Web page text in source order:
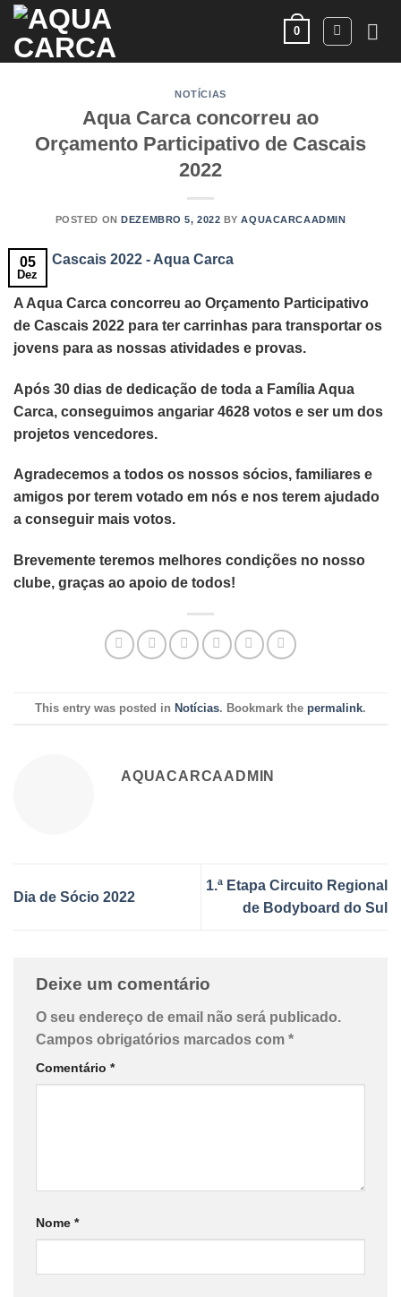
Skip
content
0
NOTÍCIAS
Aqua Carca concorreu ao
Orçamento Participativo de Cascais
2022
POSTED ONDEZEMBRO 5, 2022 BYAQUACARCAADMIN
05
Dez
A Aqua Carca concorreu ao Orçamento Participativo
de Cascais 2022 para ter carrinhas para transportar os
jovens para as nossas atividades e provas.
Após 30 dias de dedicação de toda a Família Aqua
Carca, conseguimos angariar 4628 votos e ser um dos
projetos vencedores.
Agradecemos a todos os nossos sócios, familiares e
amigos por terem votado em nós e nos terem ajudado
a conseguir mais votos.
Brevemente teremos melhores condições no nosso
clube, graças ao apoio de todos!
This entry was posted in Notícias. Bookmark the permalink.
AQUACARCAADMIN
Dia de Sócio 2022
1.ª Etapa Circuito Regional
de Bodyboard do Sul
Deixe um comentário
O seu endereço de email não será publicado.
Campos obrigatórios marcados com *
Comentário *
Nome *